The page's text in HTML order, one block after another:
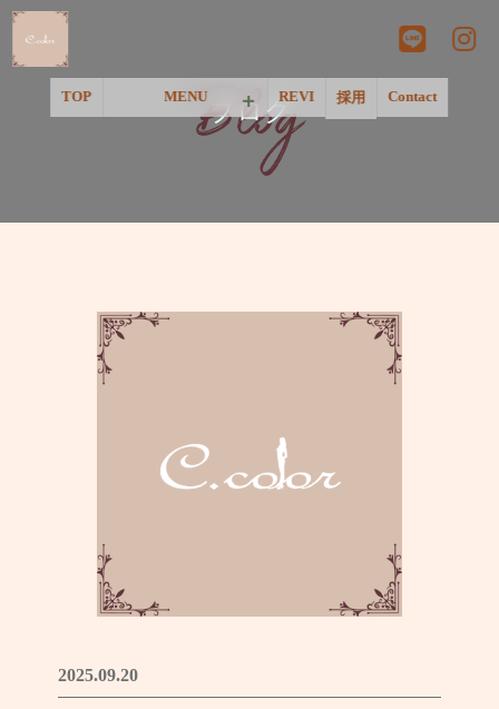
TOP MENU
＜一覧＞
＜アートメイク&美肌点滴＞
REVI 採用 Contact
Blog
ブログ
2025.09.20